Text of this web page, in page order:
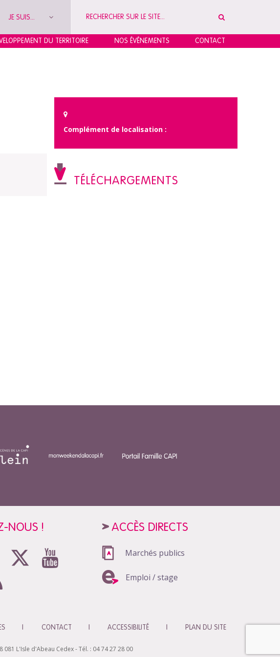
JE SUIS...
DU TERRITOIRE NOS ÉVÉNEMENTS CONTACT
Complément de localisation :
TÉLÉCHARGEMENTS
NOUS ! ACCÈS DIRECTS
Marchés publics
Emploi / stage
CONTACT ACCESSIBILITÉ PLAN DU SITE
L'Isle d'Abeau Cedex - Tél. : 04 74 27 28 00